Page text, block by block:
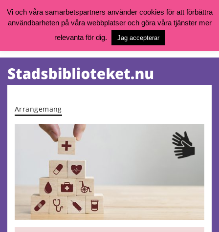
Vill du söka böcker, logga in på ditt bibliotekskonto eller nå övriga
goteborg.se/bibliotek
Öppettider, katalog och kontakt
Tjänster
Arrangemang
Vi och våra samarbetspartners använder cookies för att förbättra
användbarheten på våra webbplatser och göra våra tjänster mer
relevanta för dig.
Jag accepterar